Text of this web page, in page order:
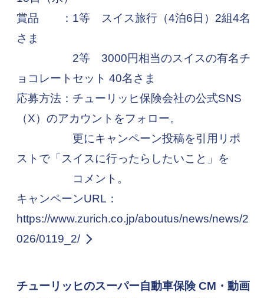
賞品 ：1等 スイス旅行（4泊6日）2組4名
さま
2等 3000円相当のスイスの有名チ
ョコレートセット 40名さま
応募方法：チューリッヒ保険会社の公式SNS
（X）のアカウントをフォロー。
更にキャンペーン投稿を引用リポ
ストで「スイスに行ったらしたいこと」を
コメント。
キャンペーンURL：
https://www.zurich.co.jp/aboutus/news/news/2
026/0119_2/
チューリッヒのスーパー自動車保険 CM・動画